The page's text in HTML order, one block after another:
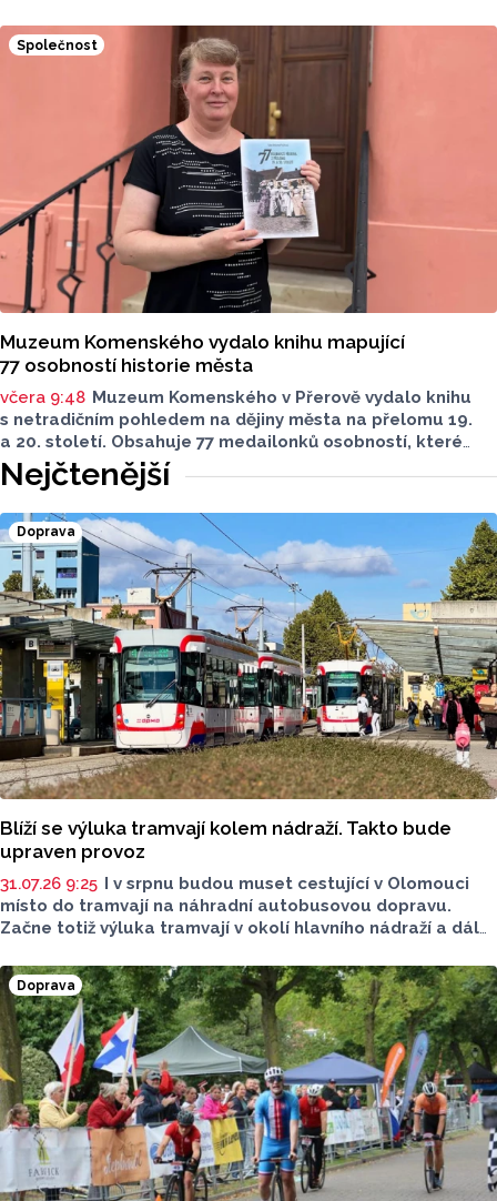
Společnost
Muzeum Komenského vydalo knihu mapující
77 osobností historie města
včera 9:48 Muzeum Komenského v Přerově vydalo knihu
s netradičním pohledem na dějiny města na přelomu 19.
a 20. století. Obsahuje 77 medailonků osobností, které
se na jeho rozvoji významně podílely. Jejich životní příběhy
jsou doplněny dobovými snímky. Podle autorky publikace
Šárky Krákorové Pajůrkové tomu předcházelo 13 let
pátrání po jejich osudech. Kniha vychází u příležitosti
letošního 770. výročí povýšení Přerova na královské město,
sdělila ČTK mluvčí radnice Lenka Chalupová.
Nejčtenější
Doprava
Blíží se výluka tramvají kolem nádraží. Takto bude
upraven provoz
31.07.26 9:25 I v srpnu budou muset cestující v Olomouci
místo do tramvají na náhradní autobusovou dopravu.
Začne totiž výluka tramvají v okolí hlavního nádraží a dál
a kolejích. Dopravní podnik města Olomouce (DPMO) nyní
upřesnil, jak bude upraven provoz.
Doprava